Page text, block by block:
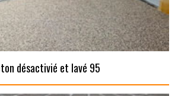
désactivié et lavé 95